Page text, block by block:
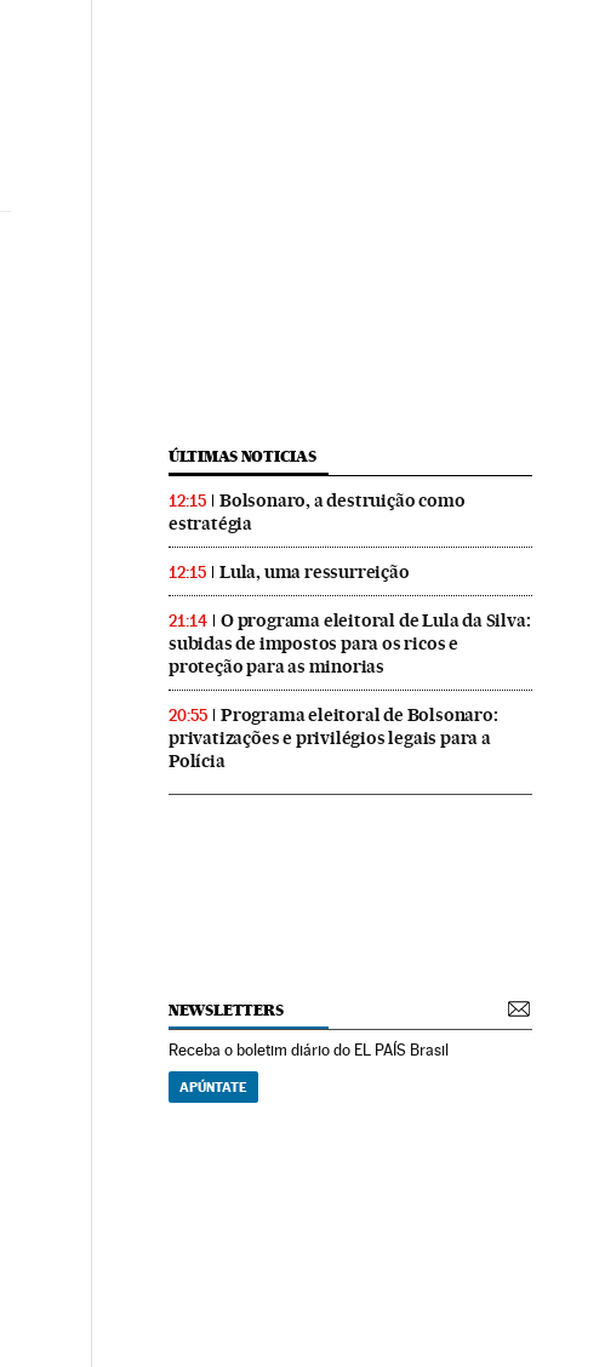
ÚLTIMAS NOTICIAS
12:15
Bolsonaro, a destruição como
estratégia
12:15 Lula, uma ressurreição
21:14
O programa eleitoral de Lula da Silva:
subidas de impostos para os ricos e
proteção para as minorias
20:55
Programa eleitoral de Bolsonaro:
privatizações e privilégios legais para a
Polícia
NEWSLETTERS
Receba o boletim diário do EL PAÍS Brasil
APÚNTATE